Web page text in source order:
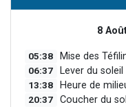
8
05:38 Mise des
06:37 Lever du soleil
13:38 Heure de
20:37 Coucher du